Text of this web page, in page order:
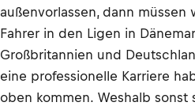
außenvorlassen, dann müssen
Fahrer in den Ligen in
Großbritannien und
eine professionelle Karriere
oben kommen. Weshalb sonst